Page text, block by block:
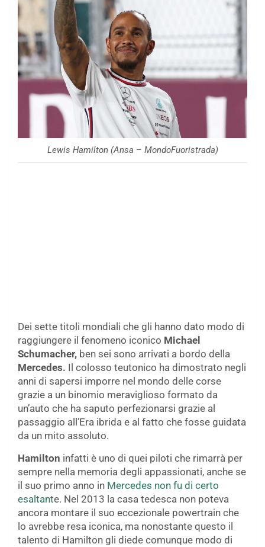
Lewis Hamilton (Ansa – MondoFuoristrada)
Dei sette titoli mondiali che gli hanno dato modo di
raggiungere il fenomeno iconico Michael
Schumacher, ben sei sono arrivati a bordo della
Mercedes. Il colosso teutonico ha dimostrato negli
anni di sapersi imporre nel mondo delle corse
grazie a un binomio meraviglioso formato da
un’auto che ha saputo perfezionarsi grazie al
passaggio all’Era ibrida e al fatto che fosse guidata
da un mito assoluto.
Hamilton infatti è uno di quei piloti che rimarrà per
sempre nella memoria degli appassionati, anche se
il suo primo anno in Mercedes non fu di certo
esaltante. Nel 2013 la casa tedesca non poteva
ancora montare il suo eccezionale powertrain che
lo avrebbe resa iconica, ma nonostante questo il
talento di Hamilton gli diede comunque modo di